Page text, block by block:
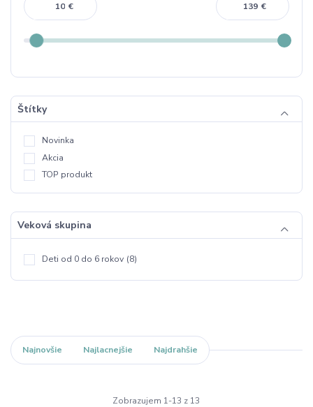
€ €
Štítky
Novinka
Akcia
TOP produkt
Veková skupina
Deti od 0 do 6 rokov (8)
Najnovšie Najlacnejšie Najdrahšie
Zobrazujem 1-13 z 13